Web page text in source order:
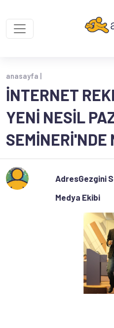
anasayfa |
İNTERNET
YENI NESIL
SEMINERI'NDE
AdresGezgini
Medya Ekibi